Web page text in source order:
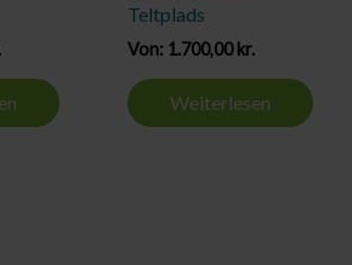
Teltplads
Von: 1.700,00kr.
Weiterlesen